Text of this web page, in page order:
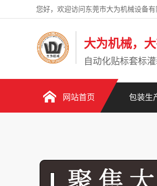
您好，欢迎访问东莞市大为机械设备有
大为机械，
自动化贴标套标
网站首页 包装生